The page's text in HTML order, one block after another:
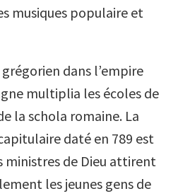
musiques populaire et
dans l’empire
multiplia les écoles de
la schola romaine. La
daté en 789 est
ministres de Dieu attirent
les jeunes gens de